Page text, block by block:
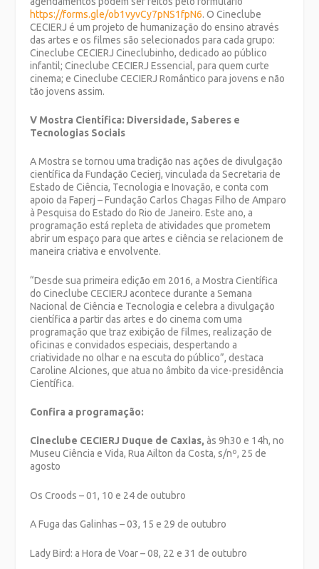
https://forms.gle/ob1vyvCy7pNS1fpN6. O Cineclube
CECIERJ é um projeto de humanização do ensino através
das artes e os filmes são selecionados para cada grupo:
Cineclube CECIERJ Cineclubinho, dedicado ao público
infantil; Cineclube CECIERJ Essencial, para quem curte
cinema; e Cineclube CECIERJ Romântico para jovens e não
tão jovens assim.
V Mostra Científica: Diversidade, Saberes e
Tecnologias Sociais
A Mostra se tornou uma tradição nas ações de divulgação
científica da Fundação Cecierj, vinculada da Secretaria de
Estado de Ciência, Tecnologia e Inovação, e conta com
apoio da Faperj – Fundação Carlos Chagas Filho de Amparo
à Pesquisa do Estado do Rio de Janeiro. Este ano, a
programação está repleta de atividades que prometem
abrir um espaço para que artes e ciência se relacionem de
maneira criativa e envolvente.
“Desde sua primeira edição em 2016, a Mostra Científica
do Cineclube CECIERJ acontece durante a Semana
Nacional de Ciência e Tecnologia e celebra a divulgação
científica a partir das artes e do cinema com uma
programação que traz exibição de filmes, realização de
oficinas e convidados especiais, despertando a
criatividade no olhar e na escuta do público”, destaca
Caroline Alciones, que atua no âmbito da vice-presidência
Científica.
Confira a programação:
Cineclube CECIERJ Duque de Caxias, às 9h30 e 14h, no
Museu Ciência e Vida, Rua Ailton da Costa, s/nº, 25 de
agosto
Os Croods – 01, 10 e 24 de outubro
A Fuga das Galinhas – 03, 15 e 29 de outubro
Lady Bird: a Hora de Voar – 08, 22 e 31 de outubro